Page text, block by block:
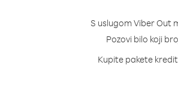
S uslugom Viber Out
Pozovi bilo koji
Kupite pakete